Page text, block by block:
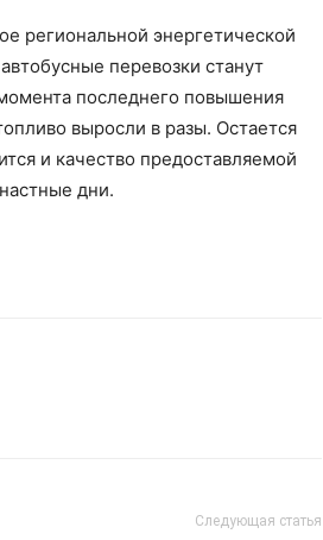
региональной энергетической
перевозки станут
последнего повышения
выросли в разы. Остается
и качество предоставляемой
дни.
Следующая статья